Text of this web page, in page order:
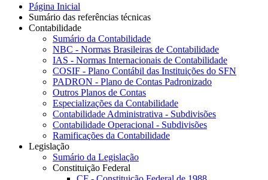
Página Inicial
Sumário das referências técnicas
Contabilidade
Sumário da Contabilidade
NBC - Normas Brasileiras de Contabilidade
IAS - Normas Internacionais de Contabilidade
COSIF - Plano Contábil das Instituições do SFN
PADRON - Plano de Contas Padronizado
Outros Planos de Contas
Especializações da Contabilidade
Contabilidade Administrativa - Subdivisões
Contabilidade Operacional - Subdivisões
Ramificações da Contabilidade
Legislação
Sumário da Legislação
Constituição Federal